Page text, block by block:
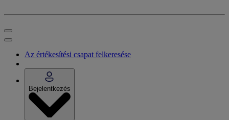
Az értékesítési csapat felkeresése
Bejelentkezés